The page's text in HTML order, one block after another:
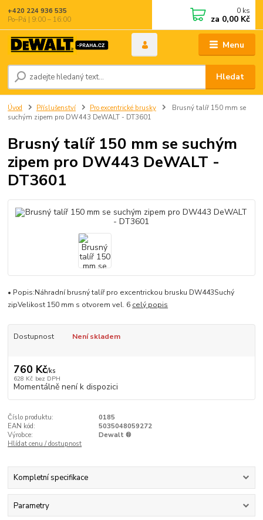
Menu
Hledat
+420 224 936 535
Po–Pá | 9:00 – 16:00
0 ks
za 0,00 Kč
Úvod Příslušenství Pro excentrické brusky
Brusný talíř 150 mm se
suchým zipem pro DW443 DeWALT - DT3601
Brusný talíř 150 mm se suchým
zipem pro DW443 DeWALT -
DT3601
• Popis:Náhradní brusný talíř pro excentrickou brusku DW443Suchý
zipVelikost 150 mm s otvorem vel. 6 celý popis
Dostupnost Není skladem
760 Kč/ks
628 Kč bez DPH
Momentálně není k dispozici
Číslo produktu:
0185
EAN kód:
5035048059272
Výrobce:
Dewalt ®
Hlídat cenu / dostupnost
Kompletní specifikace
Parametry